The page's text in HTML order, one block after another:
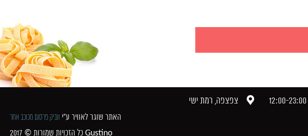
צפצפה, רמת ישי​
האתר שוגר לאוויר ע"י ווביק פרסום מכוכב אחר
כל הזכויות שמורות © 2017 Gustino